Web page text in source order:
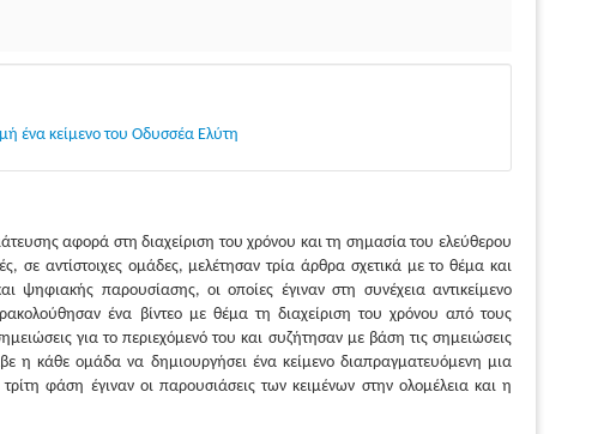
ένα κείμενο του Οδυσσέα Ελύτη
αφορά στη διαχείριση του χρόνου και τη σημασία του ελεύθερου
αντίστοιχες ομάδες, μελέτησαν τρία άρθρα σχετικά με το θέμα και
ψηφιακής παρουσίασης, οι οποίες έγιναν στη συνέχεια αντικείμενο
ένα βίντεο με θέμα τη διαχείριση του χρόνου από τους
για το περιεχόμενό του και συζήτησαν με βάση τις σημειώσεις
η κάθε ομάδα να δημιουργήσει ένα κείμενο διαπραγματευόμενη μια
φάση έγιναν οι παρουσιάσεις των κειμένων στην ολομέλεια και η